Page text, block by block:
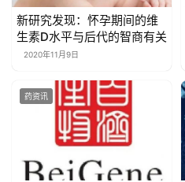
新研究发现：怀孕期间的维
生素D水平与后代的智商有关
2020年11月9日
药资讯